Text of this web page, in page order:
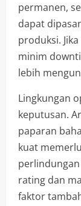
permanen,
dapat
produksi.
minim
lebih
Lingkungan
keputusan.
paparan
kuat
rating dan
faktor